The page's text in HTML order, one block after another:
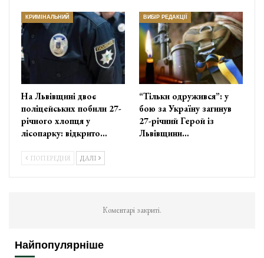
КРИМІНАЛЬНИЙ
На Львівщині двоє
поліцейських побили 27-
річного хлопця у
лісопарку: відкрито…
ВИБІР РЕДАКЦІЇ
“Тільки одружився”: у
бою за Україну загинув
27-річний Герой із
Львівщини…
ПОПЕРЕДНЯ ДАЛІ
Коментарі закриті.
Найпопулярніше